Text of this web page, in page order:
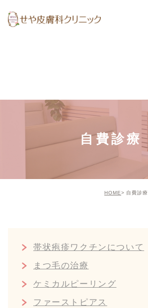
自費診療
HOME 自費診療
帯状疱疹ワクチンについて
まつ毛の治療
ケミカルピーリング
ファーストピアス